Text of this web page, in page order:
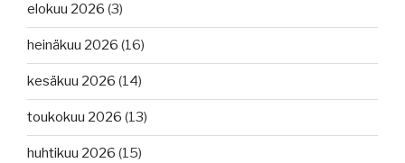
elokuu 2026 (3)
heinäkuu 2026 (16)
kesäkuu 2026 (14)
toukokuu 2026 (13)
huhtikuu 2026 (15)